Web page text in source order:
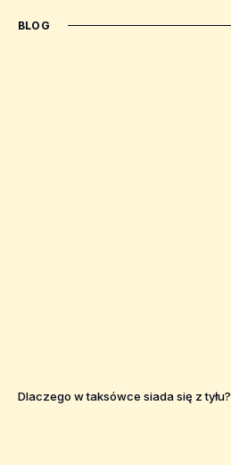
BLOG
Dlaczego w taksówce siada się z tyłu?